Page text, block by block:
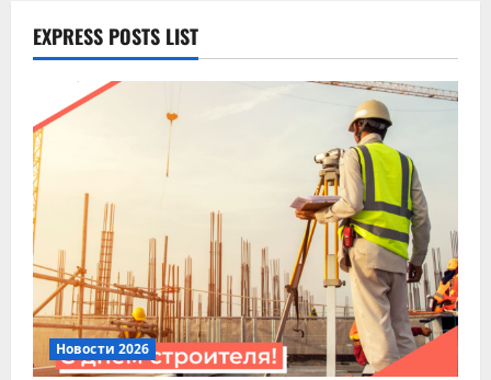
Всероссийская акция
«Дорогами Славы»
07.08.2026
Памятка для владельцев
домашних питомцев!
07.08.2026
EXPRESS POSTS LIST
Новости 2026